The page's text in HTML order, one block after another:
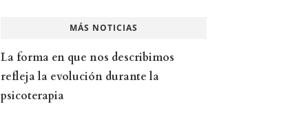
MÁS NOTICIAS
La forma en que nos describimos
refleja la evolución durante la
psicoterapia